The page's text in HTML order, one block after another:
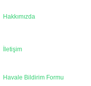
Hakkımızda
İletişim
Havale Bildirim Formu